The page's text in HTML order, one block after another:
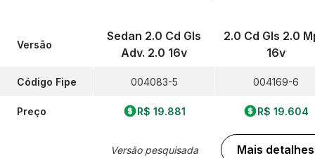
Versão
Código Fipe
Preço
Sedan 2.0 Cd Gls
Adv. 2.0 16v
004083-5
R$ 19.881
Versão pesquisada
2.0 Cd Gls 2.0
16v
004169-6
R$ 19.604
Mais detalhes